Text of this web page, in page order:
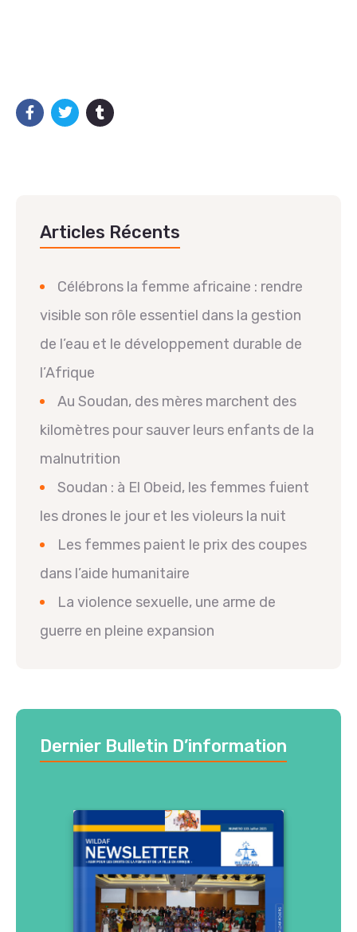
Articles Récents
Célébrons la femme africaine : rendre
visible son rôle essentiel dans la gestion
de l’eau et le développement durable de
l’Afrique
Au Soudan, des mères marchent des
kilomètres pour sauver leurs enfants de la
malnutrition
Soudan : à El Obeid, les femmes fuient
les drones le jour et les violeurs la nuit
Les femmes paient le prix des coupes
dans l’aide humanitaire
La violence sexuelle, une arme de
guerre en pleine expansion
Dernier Bulletin D’information